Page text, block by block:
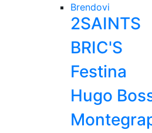
Brendovi
2SAINTS
BRIC'S
Festina
Hugo